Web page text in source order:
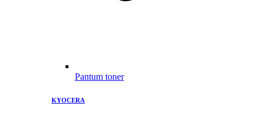
Pantum toner
KYOCERA